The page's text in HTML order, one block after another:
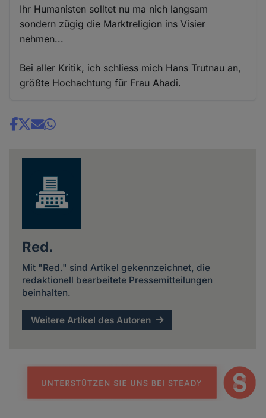
Ihr Humanisten solltet nu ma nich langsam
sondern zügig die Marktreligion ins Visier
nehmen...
Bei aller Kritik, ich schliess mich Hans Trutnau an,
größte Hochachtung für Frau Ahadi.
Share
Red.
Mit "Red." sind Artikel gekennzeichnet, die
redaktionell bearbeitete Pressemitteilungen
beinhalten.
Weitere Artikel des Autoren